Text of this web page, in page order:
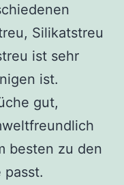
Silikatstreu
ist sehr
ist.
gut,
besten zu den
passt.